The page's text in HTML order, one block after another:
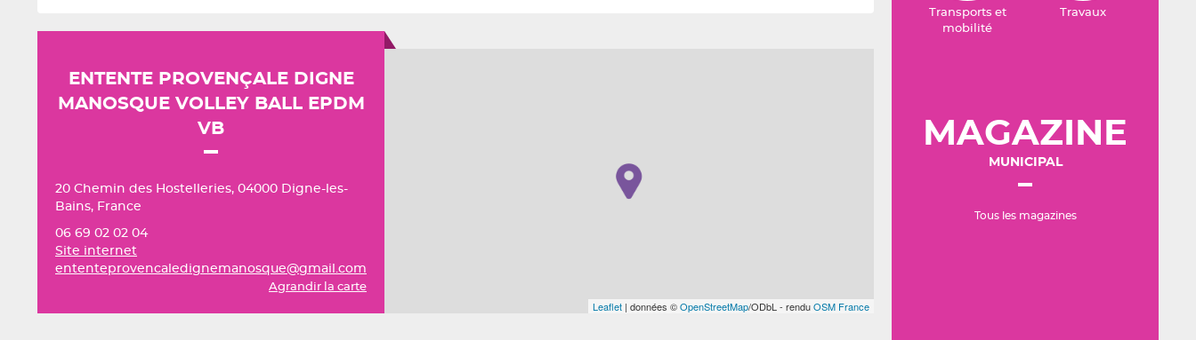
ENTENTE PROVENÇALE DIGNE
MANOSQUE VOLLEY BALL EPDM
VB
20 Chemin des Hostelleries, 04000 Digne-les-
Bains, France
06 69 02 02 04
Site internet
ententeprovencaledignemanosque@gmail.com
Agrandir la carte
Leaflet | données ©OpenStreetMap/ODbL - renduOSM France
Transports et
mobilité
Travaux
MAGAZINE
MUNICIPAL
Tous les magazines